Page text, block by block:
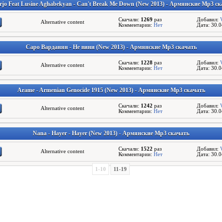
Feat Lusine Aghabekyan - Can't Break Me Down (New 2013) - Армянские Mp3
Alternative content Скачали: 1269 раз
Комментарии: Нет
Добавил:
Дата:
Саро Варданян - Не вини (New 2013) - Армянские Mp3 скачать
Alternative content Скачали: 1228 раз
Комментарии: Нет
Добавил:
Дата:
Arame - Armenian Genocide 1915 (New 2013) - Армянские Mp3 скачать
Alternative content Скачали: 1242 раз
Комментарии: Нет
Добавил:
Дата:
Nana - Hayer - Hayer (New 2013) - Армянские Mp3 скачать
Alternative content Скачали: 1522 раз
Комментарии: Нет
Добавил:
Дата:
1-10 11-19